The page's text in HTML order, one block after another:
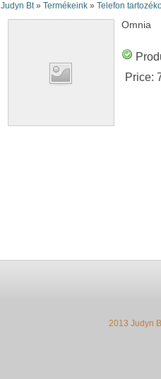
Judyn Bt» Termékeink» Telefon
Omnia
Price:
2013 Judyn